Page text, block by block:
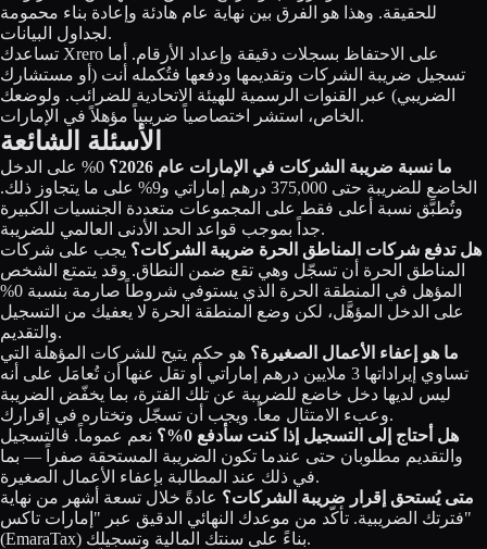
للحقيقة. وهذا هو الفرق بين نهاية عام هادئة وإعادة بناء محمومة
لجداول البيانات.
تساعدك Xrero على الاحتفاظ بسجلات دقيقة وإعداد الأرقام. أما
تسجيل ضريبة الشركات وتقديمها ودفعها فتُكمله أنت (أو مستشارك
الضريبي) عبر القنوات الرسمية للهيئة الاتحادية للضرائب. ولوضعك
الخاص، استشر اختصاصياً ضريبياً مؤهلاً في الإمارات.
الأسئلة الشائعة
ما نسبة ضريبة الشركات في الإمارات عام 2026؟
0% على الدخل
الخاضع للضريبة حتى 375,000 درهم إماراتي و9% على ما يتجاوز ذلك.
وتُطبَّق نسبة أعلى فقط على المجموعات متعددة الجنسيات الكبيرة
جداً بموجب قواعد الحد الأدنى العالمي للضريبة.
هل تدفع شركات المناطق الحرة ضريبة الشركات؟ يجب على شركات
المناطق الحرة أن تسجّل وهي تقع ضمن النطاق. وقد يتمتع الشخص
المؤهل في المنطقة الحرة الذي يستوفي شروطاً صارمة بنسبة 0%
على الدخل المؤهَّل، لكن وضع المنطقة الحرة لا يعفيك من التسجيل
والتقديم.
ما هو إعفاء الأعمال الصغيرة؟ هو حكم يتيح للشركات المؤهلة التي
تساوي إيراداتها 3 ملايين درهم إماراتي أو تقل عنها أن تُعامَل على أنه
ليس لديها دخل خاضع للضريبة عن تلك الفترة، بما يخفّض الضريبة
وعبء الامتثال معاً. ويجب أن تسجّل وتختاره في إقرارك.
هل أحتاج إلى التسجيل إذا كنت سأدفع 0%؟
نعم عموماً. فالتسجيل
والتقديم مطلوبان حتى عندما تكون الضريبة المستحقة صفراً — بما
في ذلك عند المطالبة بإعفاء الأعمال الصغيرة.
متى يُستحق إقرار ضريبة الشركات؟ عادةً خلال تسعة أشهر من نهاية
فترتك الضريبية. تأكّد من موعدك النهائي الدقيق عبر "إمارات تاكس"
(EmaraTax) بناءً على سنتك المالية وتسجيلك.